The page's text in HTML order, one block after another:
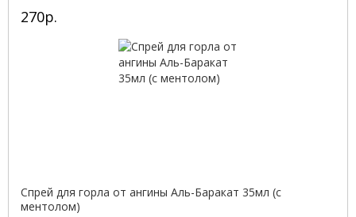
270р.
Спрей для горла от ангины Аль-Баракат 35мл (с
ментолом)